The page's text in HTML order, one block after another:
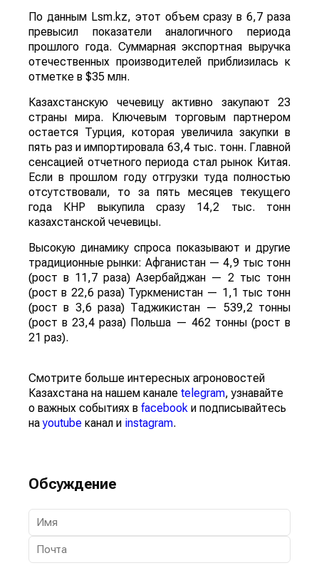
По данным Lsm.kz, этот объем сразу в 6,7 раза
превысил показатели аналогичного периода
прошлого года. Суммарная экспортная выручка
отечественных производителей приблизилась к
отметке в $35 млн.
Казахстанскую чечевицу активно закупают 23
страны мира. Ключевым торговым партнером
остается Турция, которая увеличила закупки в
пять раз и импортировала 63,4 тыс. тонн. Главной
сенсацией отчетного периода стал рынок Китая.
Если в прошлом году отгрузки туда полностью
отсутствовали, то за пять месяцев текущего
года КНР выкупила сразу 14,2 тыс. тонн
казахстанской чечевицы.
Высокую динамику спроса показывают и другие
традиционные рынки: Афганистан — 4,9 тыс тонн
(рост в 11,7 раза) Азербайджан — 2 тыс тонн
(рост в 22,6 раза) Туркменистан — 1,1 тыс тонн
(рост в 3,6 раза) Таджикистан — 539,2 тонны
(рост в 23,4 раза) Польша — 462 тонны (рост в
21 раз).
Смотрите больше интересных агроновостей
Казахстана на нашем канале telegram, узнавайте
о важных событиях в facebook и подписывайтесь
наyoutube канал и instagram.
Обсуждение